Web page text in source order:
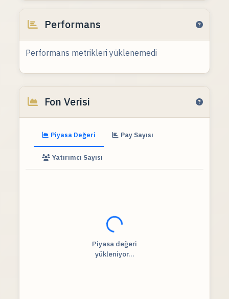
Performans
Performans metrikleri yüklenemedi
Fon Verisi
Piyasa Değeri Pay Sayısı
Yatırımcı Sayısı
Fiyat verileri yükleniyor...
Piyasa değeri
yükleniyor...